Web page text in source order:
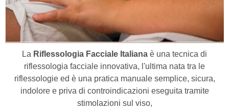
La Riflessologia Facciale Italiana è una tecnica di
riflessologia facciale innovativa, l'ultima nata tra le
riflessologie ed è una pratica manuale semplice, sicura,
indolore e priva di controindicazioni eseguita tramite
stimolazioni sul viso,